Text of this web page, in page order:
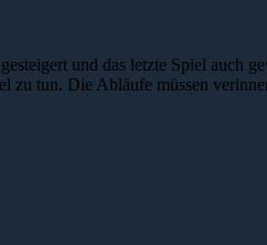
und das letzte Spiel auch
tun. Die Abläufe müssen